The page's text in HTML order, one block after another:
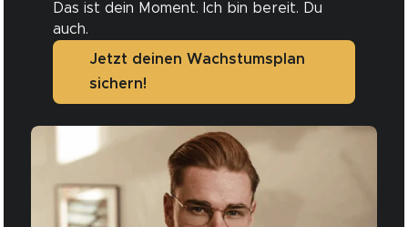
Das ist dein Moment. Ich bin bereit. Du
auch.
Jetzt deinen Wachstumsplan
sichern!